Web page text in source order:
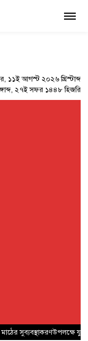
১১ই আগস্ট ২০২৬ খ্রিস্টাব্দ
২৭ই সফর ১৪৪৮ হিজরি
×
সুব্যবস্থাকরণউপলক্ষে